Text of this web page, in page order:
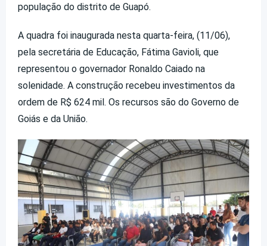
população do distrito de Guapó.
A quadra foi inaugurada nesta quarta-feira, (11/06),
pela secretária de Educação, Fátima Gavioli, que
representou o governador Ronaldo Caiado na
solenidade. A construção recebeu investimentos da
ordem de R$ 624 mil. Os recursos são do Governo de
Goiás e da União.